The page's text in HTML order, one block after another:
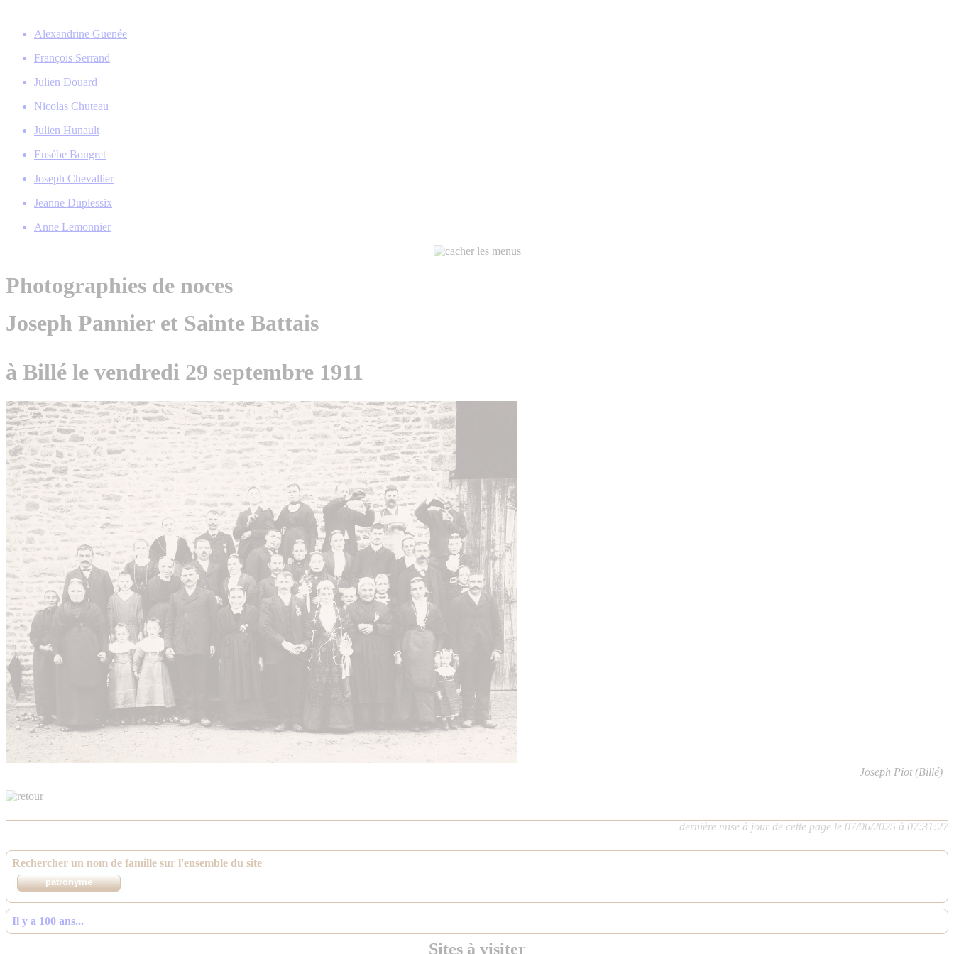
Alexandrine Guenée
François Serrand
Julien Douard
Nicolas Chuteau
Julien Hunault
Eusèbe Bougret
Joseph Chevallier
Jeanne Duplessix
Anne Lemonnier
Photographies de noces
Joseph Pannier et Sainte Battais
à Billé le vendredi 29 septembre 1911
Joseph Piot (Billé)
dernière mise à jour de cette page le 07/06/2025 à 07:31:27
Rechercher un nom de famille sur l'ensemble du site
Il y a 100 ans...
Sites à visiter